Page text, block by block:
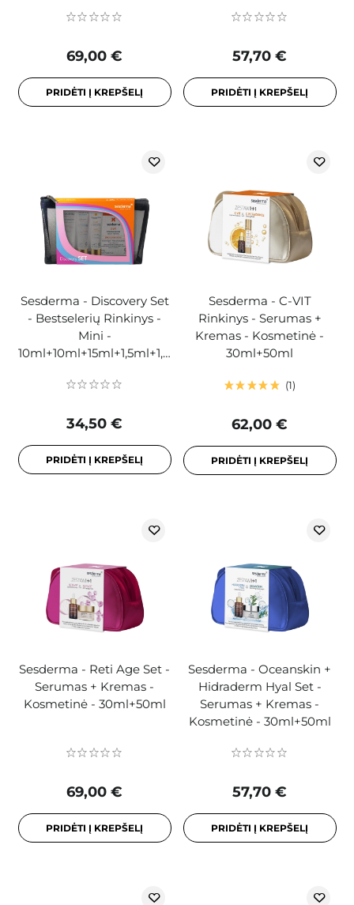
69,00 €
PRIDĖTI Į KREPŠELĮ
57,70 €
PRIDĖTI Į KREPŠELĮ
Sesderma - Discovery Set
- Bestselerių Rinkinys -
Mini -
10ml+10ml+15ml+1,5ml+1,5ml
34,50 €
PRIDĖTI Į KREPŠELĮ
Sesderma - C-VIT
Rinkinys - Serumas +
Kremas - Kosmetinė -
30ml+50ml
1
62,00 €
PRIDĖTI Į KREPŠELĮ
Sesderma - Reti Age Set -
Serumas + Kremas -
Kosmetinė - 30ml+50ml
69,00 €
PRIDĖTI Į KREPŠELĮ
Sesderma - Oceanskin +
Hidraderm Hyal Set -
Serumas + Kremas -
Kosmetinė - 30ml+50ml
57,70 €
PRIDĖTI Į KREPŠELĮ